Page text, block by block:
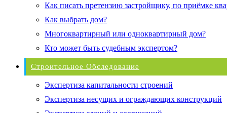
Как писать претензию застройщику, по приёмке
Как выбрать дом?
Многоквартирный или одноквартирный дом?
Кто может быть судебным экспертом?
Строительное Обследование
Экспертиза капитальности строений
Экспертиза несущих и ограждающих конструкций